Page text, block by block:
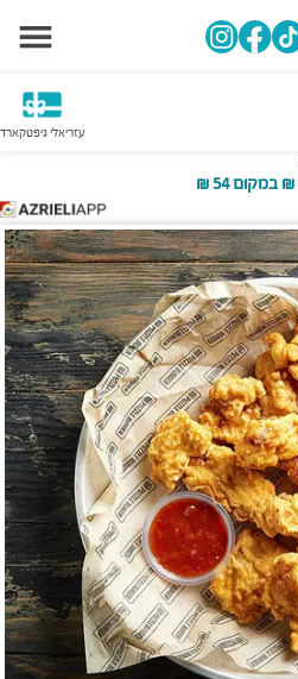
עזריאלי גיפטקארד